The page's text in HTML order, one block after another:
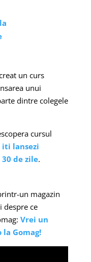
un curs
unui
dintre colegele
cursul
iti lansezi
de zile.
un magazin
despre ce
Vrei un
la Gomag!